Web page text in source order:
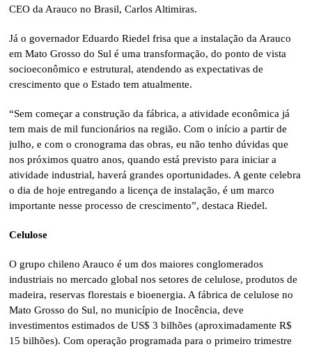
CEO da Arauco no Brasil, Carlos Altimiras.
Já o governador Eduardo Riedel frisa que a instalação da Arauco
em Mato Grosso do Sul é uma transformação, do ponto de vista
socioeconômico e estrutural, atendendo as expectativas de
crescimento que o Estado tem atualmente.
“Sem começar a construção da fábrica, a atividade econômica já
tem mais de mil funcionários na região. Com o início a partir de
julho, e com o cronograma das obras, eu não tenho dúvidas que
nos próximos quatro anos, quando está previsto para iniciar a
atividade industrial, haverá grandes oportunidades. A gente celebra
o dia de hoje entregando a licença de instalação, é um marco
importante nesse processo de crescimento”, destaca Riedel.
Celulose
O grupo chileno Arauco é um dos maiores conglomerados
industriais no mercado global nos setores de celulose, produtos de
madeira, reservas florestais e bioenergia. A fábrica de celulose no
Mato Grosso do Sul, no município de Inocência, deve
investimentos estimados de US$ 3 bilhões (aproximadamente R$
15 bilhões). Com operação programada para o primeiro trimestre